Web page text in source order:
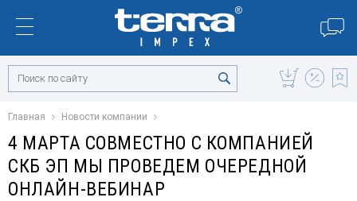
Главная Новости компании
4 МАРТА СОВМЕСТНО С КОМПАНИЕЙ
СКБ ЭП МЫ ПРОВЕДЕМ ОЧЕРЕДНОЙ
ОНЛАЙН-ВЕБИНАР